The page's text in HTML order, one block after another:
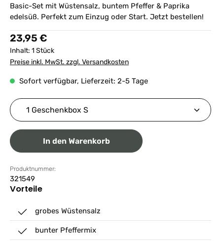
Basic-Set mit Wüstensalz, buntem Pfeffer & Paprika
edelsüß. Perfekt zum Einzug oder Start. Jetzt bestellen!
Regulärer Preis:
23,95 €
Inhalt: 1 Stück
Preise inkl. MwSt. zzgl. Versandkosten
Sofort verfügbar, Lieferzeit: 2-5 Tage
Produkt Anzahl: Gib den gewünschten Wert ein
In den Warenkorb
Produktnummer:
321549
Vorteile
grobes Wüstensalz
bunter Pfeffermix